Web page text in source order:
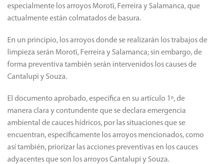
especialmente los arroyos Morotĩ, Ferreira y Salamanca, que
actualmente están colmatados de basura.
En un principio, los arroyos donde se realizarán los trabajos de
limpieza serán Morotĩ, Ferreira y Salamanca; sin embargo, de
forma preventiva también serán intervenidos los causes de
Cantalupi y Souza.
El documento aprobado, especifica en su artículo 1º, de
manera clara y contundente que se declara emergencia
ambiental de cauces hídricos, por las situaciones que se
encuentran, específicamente los arroyos mencionados, como
así también, priorizar las acciones preventivas en los cauces
adyacentes que son los arroyos Cantalupi y Souza.